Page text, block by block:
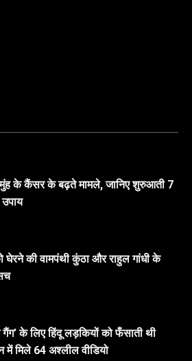
के कैंसर के बढ़ते मामले, जानिए शुरुआती 7
घेरने की वामपंथी कुंठा और राहुल गांधी के
के लिए हिंदू लड़कियों को फँसाती थी
में मिले 64 अश्लील वीडियो